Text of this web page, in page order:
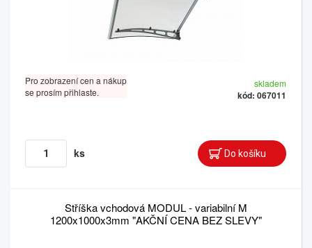
Pro zobrazení cen a nákup
se prosím přihlaste.
skladem
kód: 067011
ks
Stříška vchodová MODUL - variabilní M
1200x1000x3mm "AKČNÍ CENA BEZ SLEVY"